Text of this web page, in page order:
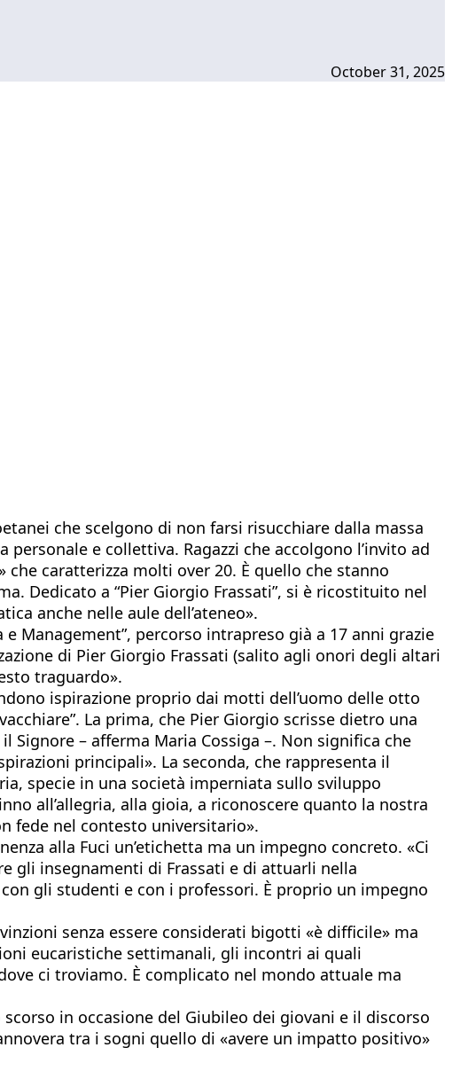
October 31, 2025
che scelgono di non farsi risucchiare dalla massa
e collettiva. Ragazzi che accolgono l’invito ad
caratterizza molti over 20. È quello che stanno
Dedicato a “Pier Giorgio Frassati”, si è ricostituito nel
anche nelle aule dell’ateneo».
Management”, percorso intrapreso già a 17 anni grazie
di Pier Giorgio Frassati (salito agli onori degli altari
traguardo».
ispirazione proprio dai motti dell’uomo delle otto
La prima, che Pier Giorgio scrisse dietro una
Signore – afferma Maria Cossiga –. Non significa che
principali». La seconda, che rappresenta il
specie in una società imperniata sullo sviluppo
all’allegria, alla gioia, a riconoscere quanto la nostra
fede nel contesto universitario».
alla Fuci un’etichetta ma un impegno concreto. «Ci
gli insegnamenti di Frassati e di attuarli nella
gli studenti e con i professori. È proprio un impegno
senza essere considerati bigotti «è difficile» ma
eucaristiche settimanali, gli incontri ai quali
ci troviamo. È complicato nel mondo attuale ma
in occasione del Giubileo dei giovani e il discorso
tra i sogni quello di «avere un impatto positivo»